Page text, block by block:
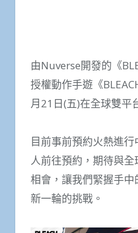
由Nuverse開發的《
授權動作手遊《
月21日(五)在全球雙平
目前事前預約火熱進
人前往預約，期待與
相會，讓我們緊握手
新一輪的挑戰。